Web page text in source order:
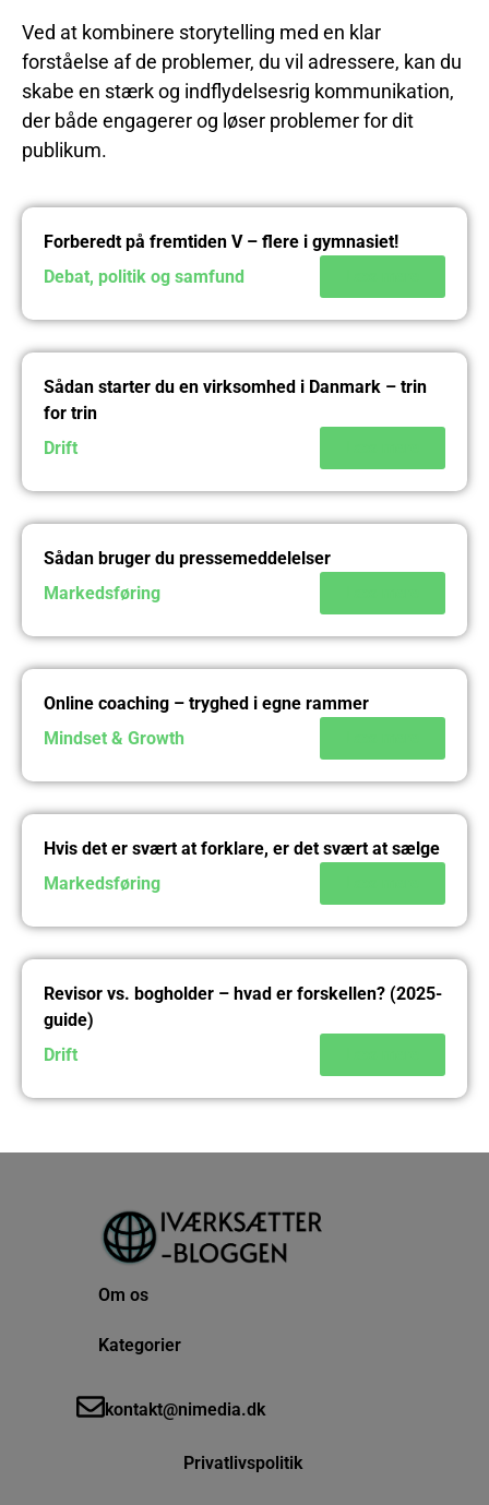
Ved at kombinere storytelling med en klar
forståelse af de problemer, du vil adressere, kan du
skabe en stærk og indflydelsesrig kommunikation,
der både engagerer og løser problemer for dit
publikum.
Forberedt på fremtiden V – flere i gymnasiet!
Debat, politik og samfund
Sådan starter du en virksomhed i Danmark – trin
for trin
Drift
Sådan bruger du pressemeddelelser
Markedsføring
Online coaching – tryghed i egne rammer
Mindset & Growth
Hvis det er svært at forklare, er det svært at sælge
Markedsføring
Revisor vs. bogholder – hvad er forskellen? (2025-
guide)
Drift
Om os
Kategorier
kontakt@nimedia.dk
Privatlivspolitik